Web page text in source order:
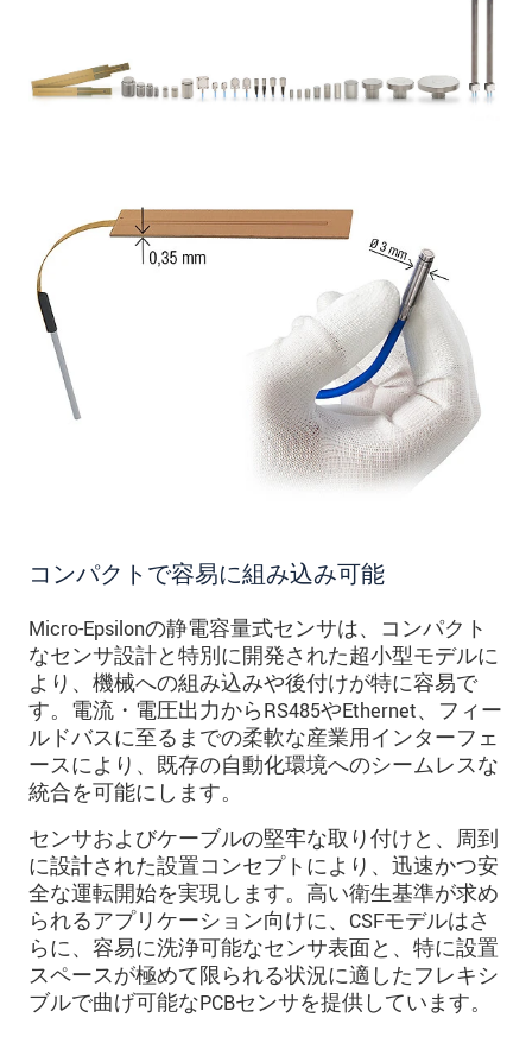
コンパクトで容易に組み込み可能
Micro-Epsilonの静電容量式センサは、コンパクト
なセンサ設計と特別に開発された超小型モデルに
より、機械への組み込みや後付けが特に容易で
す。電流・電圧出力からRS485やEthernet、フィー
ルドバスに至るまでの柔軟な産業用インターフェ
ースにより、既存の自動化環境へのシームレスな
統合を可能にします。
センサおよびケーブルの堅牢な取り付けと、周到
に設計された設置コンセプトにより、迅速かつ安
全な運転開始を実現します。高い衛生基準が求め
られるアプリケーション向けに、CSFモデルはさ
らに、容易に洗浄可能なセンサ表面と、特に設置
スペースが極めて限られる状況に適したフレキシ
ブルで曲げ可能なPCBセンサを提供しています。